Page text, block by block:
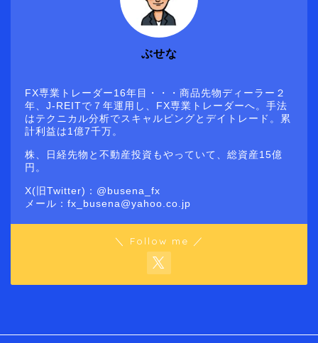
ぶせな
FX専業トレーダー16年目・・・商品先物ディーラー２
年、J-REITで７年運用し、FX専業トレーダーへ。手法
はテクニカル分析でスキャルピングとデイトレード。累
計利益は1億7千万。
株、日経先物と不動産投資もやっていて、総資産15億
円。
X(旧Twitter)：@busena_fx
メール：fx_busena@yahoo.co.jp
＼ Follow me ／